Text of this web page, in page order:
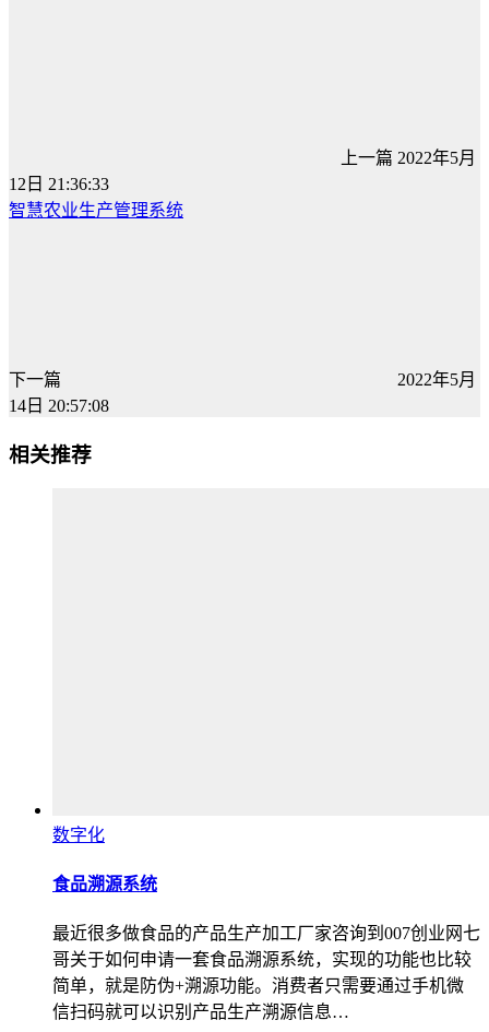
上一篇 2022年5月
12日 21:36:33
智慧农业生产管理系统
下一篇
2022年5月
14日 20:57:08
相关推荐
数字化
食品溯源系统
最近很多做食品的产品生产加工厂家咨询到007创业网七
哥关于如何申请一套食品溯源系统，实现的功能也比较
简单，就是防伪+溯源功能。消费者只需要通过手机微
信扫码就可以识别产品生产溯源信息…